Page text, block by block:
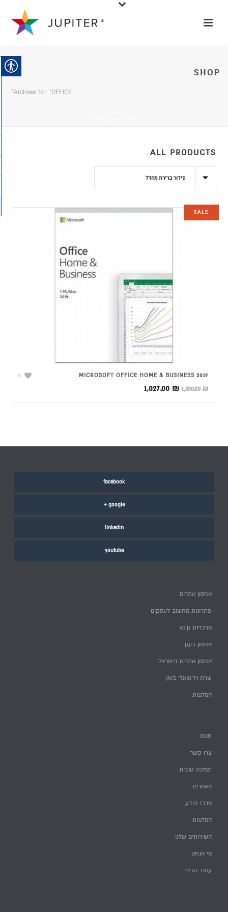
SHOP
Archives for: "OFFICE"
ALL PRODUCTS
SALE
0 MICROSOFT OFFICE HOME & BUSINESS 2019
1,200.00₪
המחיר1,027.00 ₪
המחיר
facebook
google +
linkedin
youtube
אחסון אתרים
פתרונות מחשוב לעסקים
מרכזיות voip
אחסון בענן
אחסון אתרים בישראל
שרת וירטואלי בענן
המלצות
חנות
צרו קשר
תמיכה טכנית
מאמרים
מרכז הידע
המלצות
השירותים שלנו
מי אנחנו
עמוד הבית